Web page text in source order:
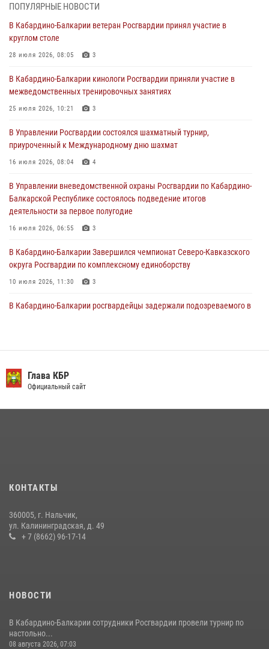
мировой войне 1914-1918 годов
01 августа 2026, 07:30
поздравил специалистов подразделений тыла с профессиональным
праздником
01 августа 2026, 00:10
Росгвардия обеспечивает безопасность граждан на южном
направлении
31 июля 2026, 09:22
Состоялась рабочая встреча директора Росгвардии Героя России
генерала армии Виктора Золотова с заместителем полномочного
представителя Президента Российской Федерации в Северо-
Кавказском федеральном округе Виталием Кузнецовым
ПОПУЛЯРНЫЕ НОВОСТИ
В Кабардино-Балкарии ветеран Росгвардии принял участие в
круглом столе
28 июля 2026, 08:05 3
В Кабардино-Балкарии кинологи Росгвардии приняли участие в
межведомственных тренировочных занятиях
25 июля 2026, 10:21 3
В Управлении Росгвардии состоялся шахматный турнир,
приуроченный к Международному дню шахмат
16 июля 2026, 08:04 4
В Управлении вневедомственной охраны Росгвардии по Кабардино-
Балкарской Республике состоялось подведение итогов
деятельности за первое полугодие
16 июля 2026, 06:55 3
В Кабардино-Балкарии Завершился чемпионат Северо-Кавказского
округа Росгвардии по комплексному единоборству
10 июля 2026, 11:30 3
В Кабардино-Балкарии росгвардейцы задержали подозреваемого в
округе Росгвардии
09 июля 2026, 08:36
​ ОФИЦЕР РОСГВАРДИИ ВЫСТУПИЛ В ЭФИРЕ ВЕДОМСТВЕННОЙ
В Кабардино-Балкарии при силовой поддержке Росгвардии изъяты
оружие и наркотические средства
Глава КБР
Официальный сайт
КОНТАКТЫ
360005, г. Нальчик,
ул. Калининградская, д. 49
+ 7 (8662) 96-17-14
НОВОСТИ
В Кабардино-Балкарии сотрудники Росгвардии провели турнир по
настольно...
08 августа 2026, 07:03